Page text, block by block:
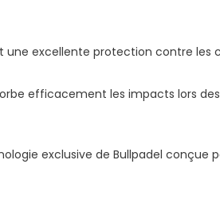
une excellente protection contre
efficacement les impacts lors
exclusive de Bullpadel